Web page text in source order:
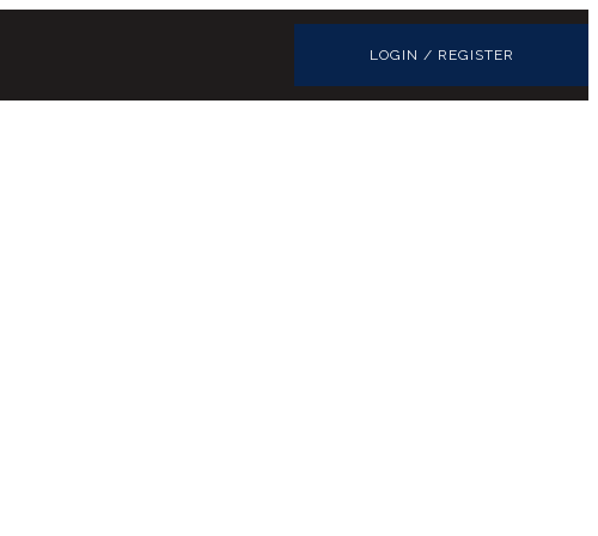
LOGIN / REGISTER